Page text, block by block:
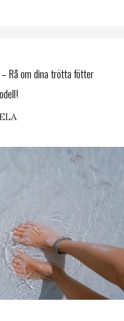
Rå om dina trötta fötter